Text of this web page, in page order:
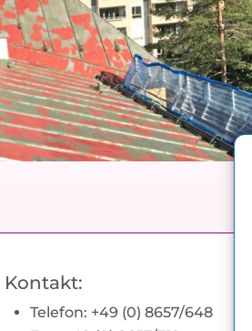
Kontakt:
Telefon: +49 (0) 8657/648